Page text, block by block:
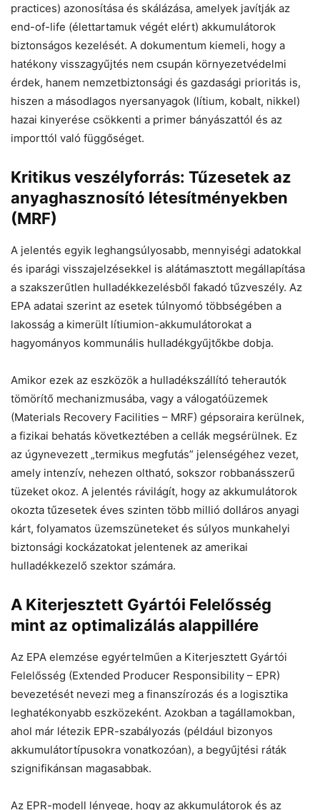
practices) azonosítása és skálázása, amelyek javítják az
end-of-life (élettartamuk végét elért) akkumulátorok
biztonságos kezelését. A dokumentum kiemeli, hogy a
hatékony visszagyűjtés nem csupán környezetvédelmi
érdek, hanem nemzetbiztonsági és gazdasági prioritás is,
hiszen a másodlagos nyersanyagok (lítium, kobalt, nikkel)
hazai kinyerése csökkenti a primer bányászattól és az
importtól való függőséget.
Kritikus veszélyforrás: Tűzesetek az
anyaghasznosító létesítményekben
(MRF)
A jelentés egyik leghangsúlyosabb, mennyiségi adatokkal
és iparági visszajelzésekkel is alátámasztott megállapítása
a szakszerűtlen hulladékkezelésből fakadó tűzveszély. Az
EPA adatai szerint az esetek túlnyomó többségében a
lakosság a kimerült lítiumion-akkumulátorokat a
hagyományos kommunális hulladékgyűjtőkbe dobja.
Amikor ezek az eszközök a hulladékszállító teherautók
tömörítő mechanizmusába, vagy a válogatóüzemek
(Materials Recovery Facilities – MRF) gépsoraira kerülnek,
a fizikai behatás következtében a cellák megsérülnek. Ez
az úgynevezett „termikus megfutás” jelenségéhez vezet,
amely intenzív, nehezen oltható, sokszor robbanásszerű
tüzeket okoz. A jelentés rávilágít, hogy az akkumulátorok
okozta tűzesetek éves szinten több millió dolláros anyagi
kárt, folyamatos üzemszüneteket és súlyos munkahelyi
biztonsági kockázatokat jelentenek az amerikai
hulladékkezelő szektor számára.
A Kiterjesztett Gyártói Felelősség
mint az optimalizálás alappillére
Az EPA elemzése egyértelműen a Kiterjesztett Gyártói
Felelősség (Extended Producer Responsibility – EPR)
bevezetését nevezi meg a finanszírozás és a logisztika
leghatékonyabb eszközeként. Azokban a tagállamokban,
ahol már létezik EPR-szabályozás (például bizonyos
akkumulátortípusokra vonatkozóan), a begyűjtési ráták
szignifikánsan magasabbak.
Az EPR-modell lényege, hogy az akkumulátorok és az